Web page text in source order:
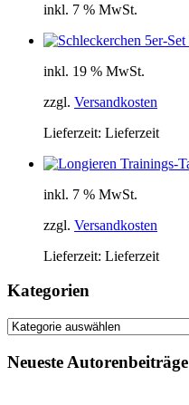
inkl. 7 % MwSt.
inkl. 19 % MwSt.
zzgl. Versandkosten
Lieferzeit: Lieferzeit
inkl. 7 % MwSt.
zzgl. Versandkosten
Lieferzeit: Lieferzeit
Kategorien
Kategorien
Neueste Autorenbeiträge